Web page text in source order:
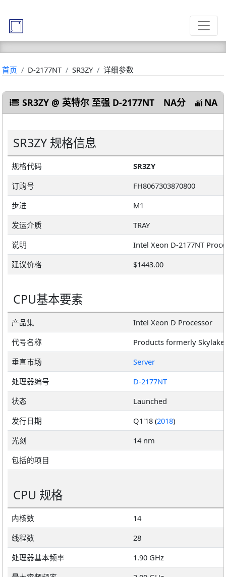
首页 D-2177NT SR3ZY 详细参数
SR3ZY @ 英特尔 至强 D-2177NT NA分 NA
SR3ZY 规格信息
规格代码
SR3ZY
订购号
FH8067303870800
步进
M1
发运介质
TRAY
说明
建议价格
$1443.00
CPU基本要素
产品集
Intel Xeon D Processor
代号名称
Products formerly Skylake
垂直市场
Server
处理器编号
D-2177NT
状态
Launched
发行日期
Q1'18 (2018)
光刻
14 nm
包括的项目
CPU 规格
内核数
14
线程数
28
处理器基本频率
1.90 GHz